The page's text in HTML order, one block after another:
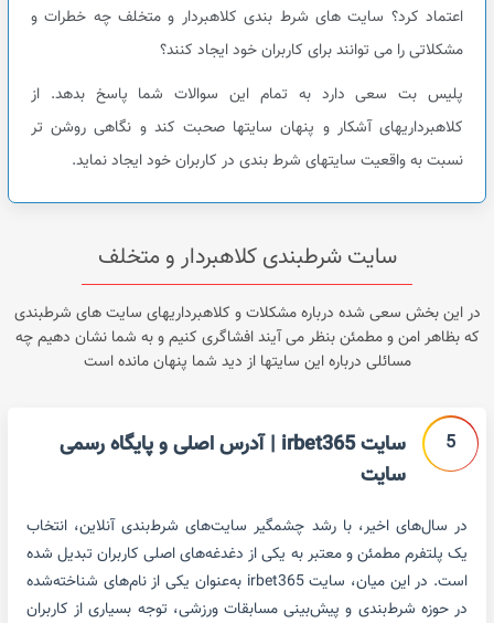
اعتماد کرد؟ سایت های شرط بندی کلاهبردار و متخلف چه خطرات و
مشکلاتی را می توانند برای کاربران خود ایجاد کنند؟
پلیس بت سعی دارد به تمام این سوالات شما پاسخ بدهد. از
کلاهبرداریهای آشکار و پنهان سایتها صحبت کند و نگاهی روشن تر
نسبت به واقعیت سایتهای شرط بندی در کاربران خود ایجاد نماید.
سایت شرطبندی کلاهبردار و متخلف
در این بخش سعی شده درباره مشکلات و کلاهبرداریهای سایت های شرطبندی
که بظاهر امن و مطمئن بنظر می آیند افشاگری کنیم و به شما نشان دهیم چه
مسائلی درباره این سایتها از دید شما پنهان مانده است
5
سایت irbet365 | آدرس اصلی و پایگاه رسمی
سایت
در سال‌های اخیر، با رشد چشمگیر سایت‌های شرط‌بندی آنلاین، انتخاب
یک پلتفرم مطمئن و معتبر به یکی از دغدغه‌های اصلی کاربران تبدیل شده
است. در این میان، سایت irbet365 به‌عنوان یکی از نام‌های شناخته‌شده
در حوزه شرط‌بندی و پیش‌بینی مسابقات ورزشی، توجه بسیاری از کاربران